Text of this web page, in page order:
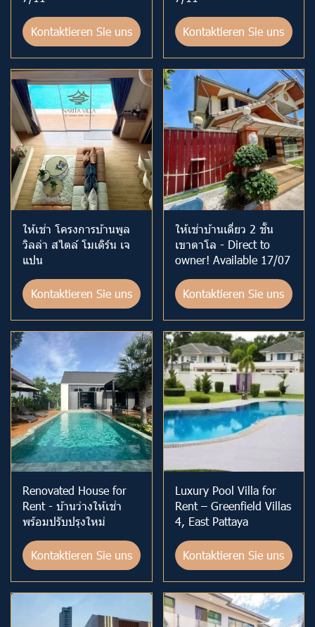
Kontaktieren Sie uns Kontaktieren Sie uns
ให้เช่า โครงการบ้านพูล
วิลล่า สไตล์ โมเดิร์น เจ
แปน
Kontaktieren Sie uns
ให้เช่าบ้านเดี่ยว 2 ชั้น
เขาตาโล - Direct to
owner! Available 17/07
Kontaktieren Sie uns
Renovated House for
Rent - บ้านว่างให้เช่า
พร้อมปรับปรุงใหม่
Kontaktieren Sie uns
Luxury Pool Villa for
Rent – Greenfield Villas
4, East Pattaya
Kontaktieren Sie uns